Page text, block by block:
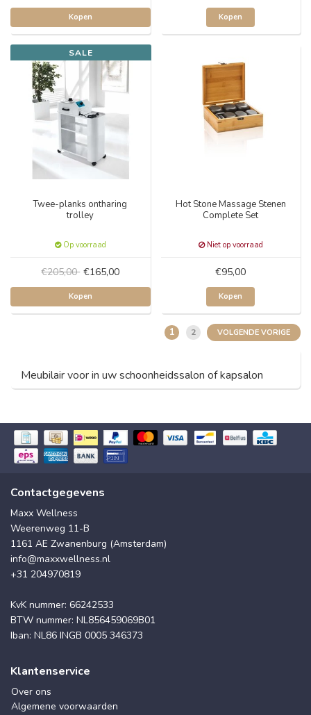
Kopen Kopen
SALE
Twee-planks ontharing
trolley
Op voorraad
€205,00 €165,00
Kopen
Hot Stone Massage Stenen
Complete Set
Niet op voorraad
€95,00
Kopen
1 2 VOLGENDE VORIGE
Meubilair voor in uw schoonheidssalon of kapsalon
Contactgegevens
Maxx Wellness
Weerenweg 11-B
1161 AE Zwanenburg (Amsterdam)
info@maxxwellness.nl
+31 204970819
KvK nummer: 66242533
BTW nummer: NL856459069B01
Iban: NL86 INGB 0005 346373
Klantenservice
Over ons
Algemene voorwaarden